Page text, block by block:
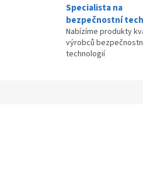
Specialista na
bezpečnostní
Nabízíme produkty
výrobců
technologií